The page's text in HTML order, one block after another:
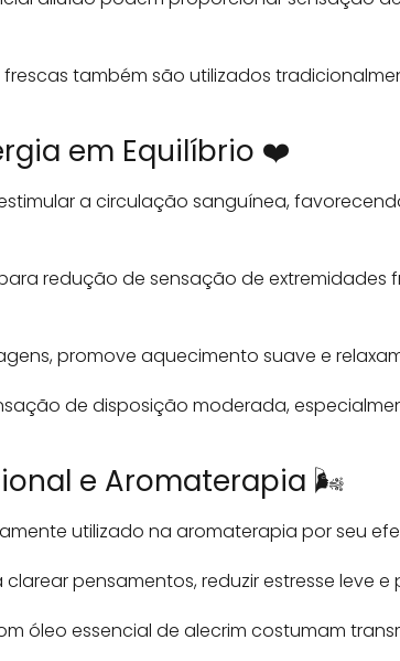
também são utilizados
em Equilíbrio ❤️
a circulação sanguínea,
redução de sensação de extremidades
promove aquecimento suave e
de disposição moderada,
e Aromaterapia 🌬️
utilizado na aromaterapia por seu
pensamentos, reduzir estresse leve
óleo essencial de alecrim costumam